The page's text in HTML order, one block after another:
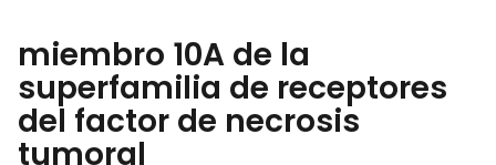
miembro 10A de la
superfamilia de receptores
del factor de necrosis
tumoral